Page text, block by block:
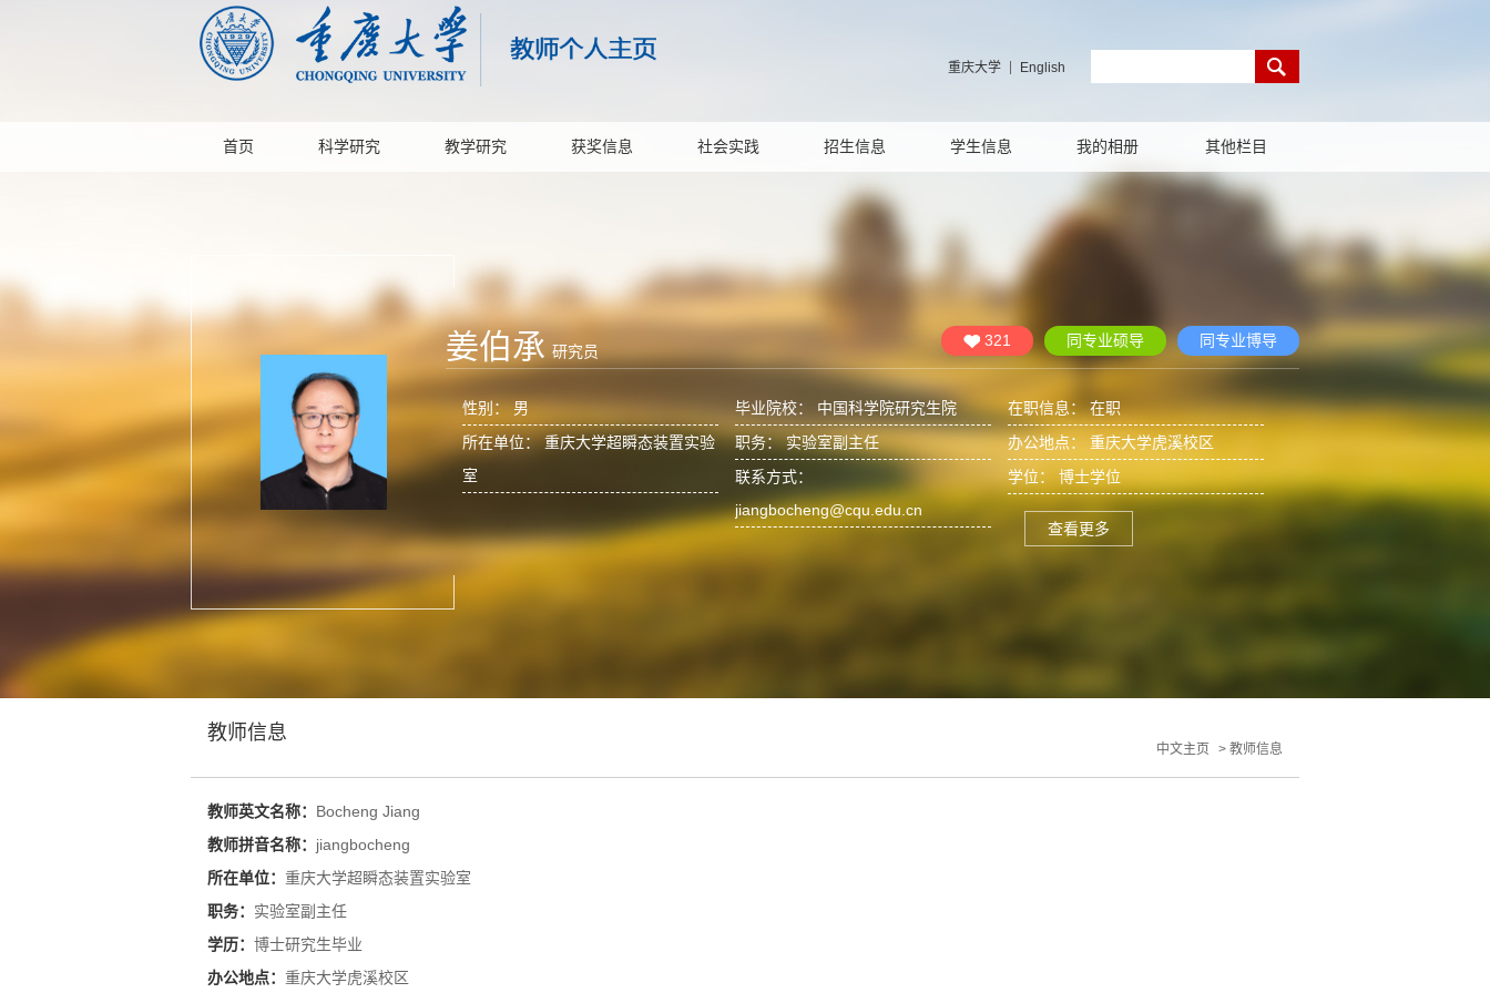
重庆大学 English
首页 科学研究 教学研究 获奖信息 社会实践 招生信息 学生信息 我的相册 其他栏目
姜伯承 研究员
同专业博导
同专业硕导
321
性别： 男 毕业院校： 中国科学院研究生院
在职信息： 在职
所在单位： 重庆大学超瞬态装置实验
室
职务： 实验室副主任
办公地点： 重庆大学虎溪校区
联系方式：
jiangbocheng@cqu.edu.cn
学位： 博士学位
查看更多
教师信息
中文主页 > 教师信息
教师英文名称： Bocheng Jiang
教师拼音名称： jiangbocheng
所在单位： 重庆大学超瞬态装置实验室
职务： 实验室副主任
学历： 博士研究生毕业
办公地点： 重庆大学虎溪校区